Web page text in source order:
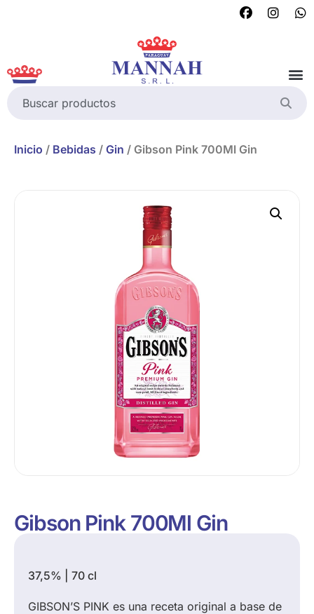
Inicio / Bebidas / Gin / Gibson Pink 700Ml Gin
Gibson Pink 700Ml Gin
37,5% | 70 cl
GIBSON’S PINK es una receta original a base de